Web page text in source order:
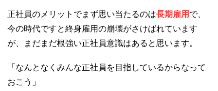
正社員のメリットでまず思い当たるのは長期雇用 で、
今の時代ですと終身雇用の崩壊がさけばれています
が、まだまだ根強い正社員意識はあると思います。
「なんとなくみんな正社員を目指しているからなって
おこう」